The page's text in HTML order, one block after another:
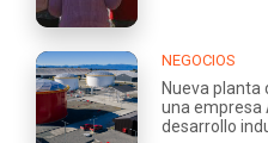
NEGOCIOS
Nueva planta
una empresa
desarrollo